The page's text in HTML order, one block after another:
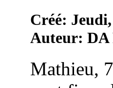
Créé:
Auteur:
Mathieu,